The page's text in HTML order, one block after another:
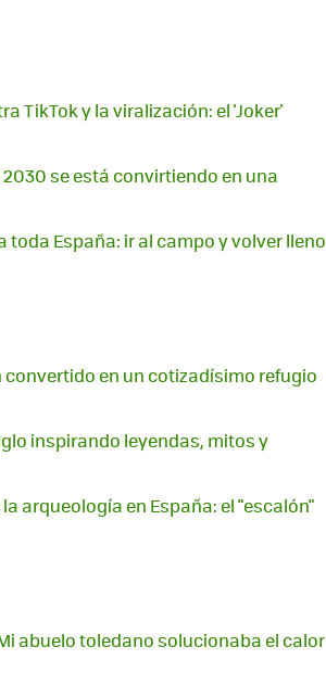
TikTok y la viralización: el 'Joker'
se está convirtiendo en una
España: ir al campo y volver lleno
convertido en un cotizadísimo refugio
inspirando leyendas, mitos y
arqueología en España: el "escalón"
abuelo toledano solucionaba el calor